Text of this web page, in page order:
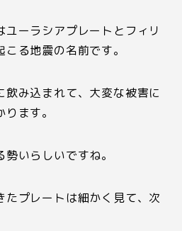
ユーラシアプレートとフィリ
る地震の名前です。
み込まれて、大変な被害に
ます。
いらしいですね。
たプレートは細かく見て、次